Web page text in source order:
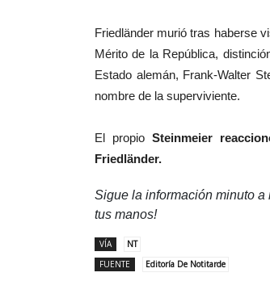
Friedländer murió tras haberse
Mérito de la República,
Estado alemán, Frank-Walter
nombre de la superviviente.
El propio Steinmeier
Friedländer.
Sigue la información minuto a
tus manos!
VÍA
NT
FUENTE
Editoría De Notitarde